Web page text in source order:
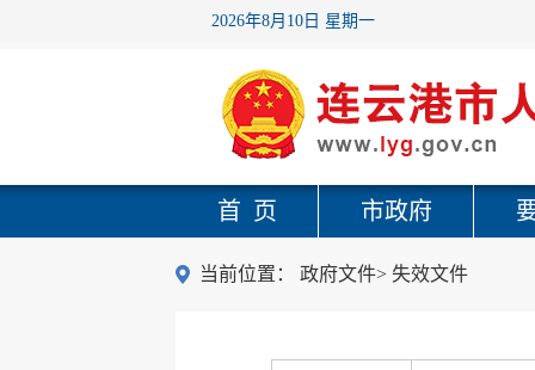
2026年8月10日 星期一
首 页 市政府
当前位置： 政府文件> 失效文件